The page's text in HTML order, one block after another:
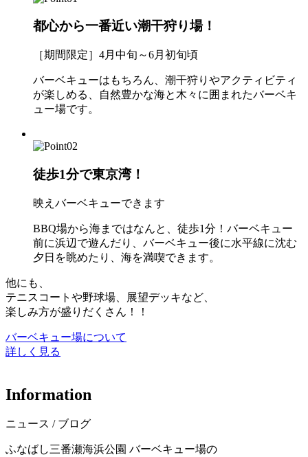
都心から一番近い潮干狩り場！
［期間限定］4月中旬～6月初旬頃
バーベキューはもちろん、潮干狩りやアクティビティ
が楽しめる、自然豊かな海と木々に囲まれたバーベキ
ュー場です。
徒歩1分で東京湾！
映えバーベキューできます
BBQ場から海まではなんと、徒歩1分！バーベキュー
前に浜辺で遊んだり、バーベキュー後に水平線に沈む
夕日を眺めたり、海を満喫できます。
他にも、
テニスコートや野球場、展望デッキなど、
楽しみ方が盛りだくさん！！
バーベキュー場について
詳しく見る
Information
ニュース / ブログ
ふなばし三番瀬海浜公園 バーベキュー場の